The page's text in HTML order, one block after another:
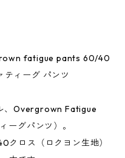
fatigue pants 60/40
ティーグ パンツ
、Overgrown Fatigue
ーグパンツ）。
クロス（ロクヨン生地）